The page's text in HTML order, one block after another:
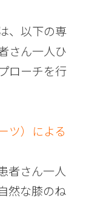
、以下の専
さん一人ひ
ローチを行
ツ）による
者さん一人
然な膝のね